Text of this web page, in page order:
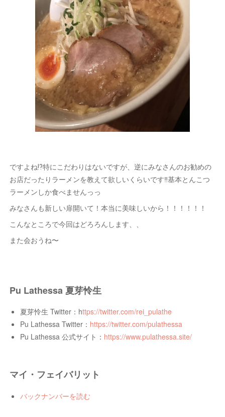
ですよね⁉️特にこだわりはないですが、逆にみなさんのお勧めの
お店だったりラーメンを教えて欲しいくらいです‼️基本とんこつ
ラーメンしか食べませんっっ
みなさんも新しい扉開いて！本当に美味しいから！！！！！！
こんなところで今回はどろろんします、、
また会おうね〜
Pu Lathessa 夏芽怜生
夏芽怜生 Twitter：https://twitter.com/rei_pulathe
Pu Lathessa Twitter： https://twitter.com/pulathessa
Pu Lathessa 公式サイト： https://www.pulathessa.site/
マイ・フェイバリット
バックナンバーを読む